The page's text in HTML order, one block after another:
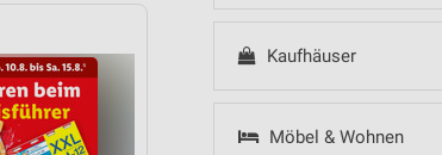
Kaufhäuser
Möbel & Wohnen